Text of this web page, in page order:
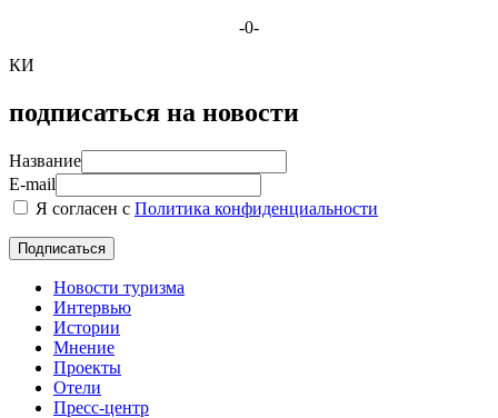
-0-
КИ
подписаться на новости
Название
E-mail
Я согласен с Политика конфиденциальности
Новости туризма
Интервью
Истории
Мнение
Проекты
Отели
Пресс-центр